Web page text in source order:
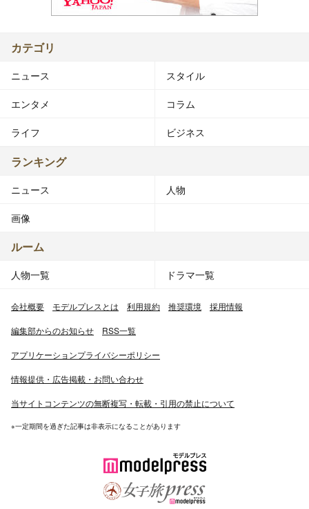
カテゴリ
ニュース スタイル
エンタメ コラム
ライフ ビジネス
ランキング
ニュース 人物
画像
ルーム
人物一覧 ドラマ一覧
会社概要 モデルプレスとは 利用規約 推奨環境 採用情報
編集部からのお知らせ RSS一覧
アプリケーションプライバシーポリシー
情報提供・広告掲載・お問い合わせ
当サイトコンテンツの無断複写・転載・引用の禁止について
※一定期間を過ぎた記事は非表示になることがあります